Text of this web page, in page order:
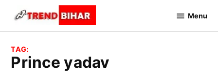
content
Bihar
Menu
TAG:
prince yadav